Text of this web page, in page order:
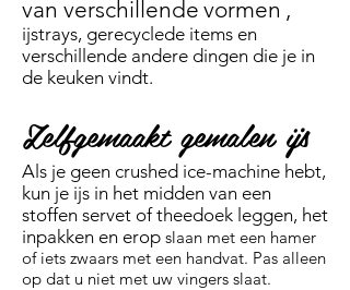
van verschillende vormen ,
ijstrays, gerecyclede items en
verschillende andere dingen die je in
de keuken vindt.
Zelfgemaakt gemalen ijs
Als je geen crushed ice-machine hebt,
kun je ijs in het midden van een
stoffen servet of theedoek leggen, het
inpakken en erop slaan met een hamer
of iets zwaars met een handvat. Pas alleen
op dat u niet met uw vingers slaat.